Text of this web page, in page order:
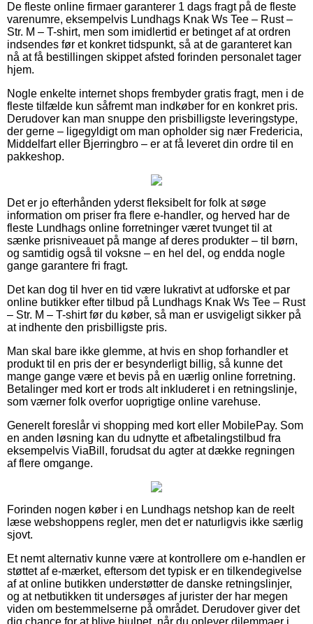
De fleste online firmaer garanterer 1 dags fragt på de fleste
varenumre, eksempelvis Lundhags Knak Ws Tee – Rust –
Str. M – T-shirt, men som imidlertid er betinget af at ordren
indsendes før et konkret tidspunkt, så at de garanteret kan
nå at få bestillingen skippet afsted forinden personalet tager
hjem.
Nogle enkelte internet shops frembyder gratis fragt, men i de
fleste tilfælde kun såfremt man indkøber for en konkret pris.
Derudover kan man snuppe den prisbilligste leveringstype,
der gerne – ligegyldigt om man opholder sig nær Fredericia,
Middelfart eller Bjerringbro – er at få leveret din ordre til en
pakkeshop.
Det er jo efterhånden yderst fleksibelt for folk at søge
information om priser fra flere e-handler, og herved har de
fleste Lundhags online forretninger været tvunget til at
sænke prisniveauet på mange af deres produkter – til børn,
og samtidig også til voksne – en hel del, og endda nogle
gange garantere fri fragt.
Det kan dog til hver en tid være lukrativt at udforske et par
online butikker efter tilbud på Lundhags Knak Ws Tee – Rust
– Str. M – T-shirt før du køber, så man er usvigeligt sikker på
at indhente den prisbilligste pris.
Man skal bare ikke glemme, at hvis en shop forhandler et
produkt til en pris der er besynderligt billig, så kunne det
mange gange være et bevis på en uærlig online forretning.
Betalinger med kort er trods alt inkluderet i en retningslinje,
som værner folk overfor uoprigtige online varehuse.
Generelt foreslår vi shopping med kort eller MobilePay. Som
en anden løsning kan du udnytte et afbetalingstilbud fra
eksempelvis ViaBill, forudsat du agter at dække regningen
af flere omgange.
Forinden nogen køber i en Lundhags netshop kan de reelt
læse webshoppens regler, men det er naturligvis ikke særlig
sjovt.
Et nemt alternativ kunne være at kontrollere om e-handlen er
støttet af e-mærket, eftersom det typisk er en tilkendegivelse
af at online butikken understøtter de danske retningslinjer,
og at netbutikken tit undersøges af jurister der har megen
viden om bestemmelserne på området. Derudover giver det